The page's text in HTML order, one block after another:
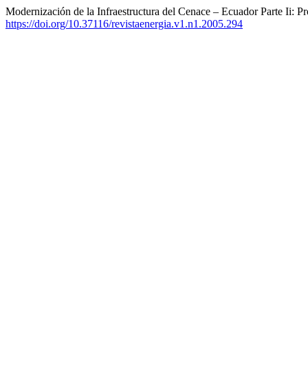
Modernización de la Infraestructura del Cenace – Ecuador Parte Ii:
https://doi.org/10.37116/revistaenergia.v1.n1.2005.294